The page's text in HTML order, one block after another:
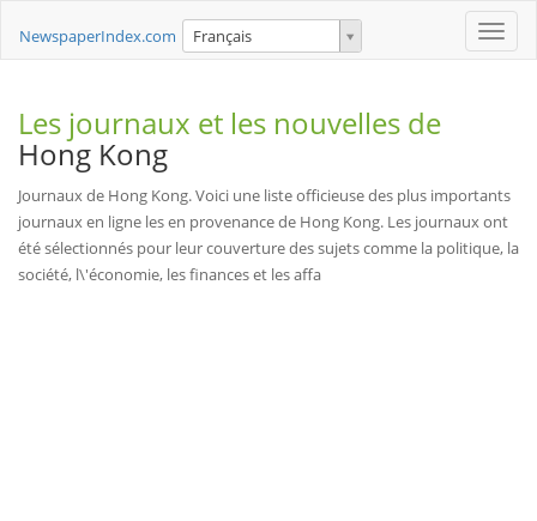
Toggle
NewspaperIndex.com Français
Les journaux et les nouvelles de
Hong Kong
Journaux de Hong Kong. Voici une liste officieuse des plus importants
journaux en ligne les en provenance de Hong Kong. Les journaux ont
été sélectionnés pour leur couverture des sujets comme la politique, la
société, l\'économie, les finances et les affa